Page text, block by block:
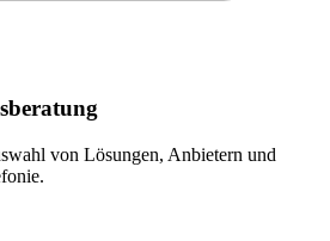
von Lösungen, Anbietern und